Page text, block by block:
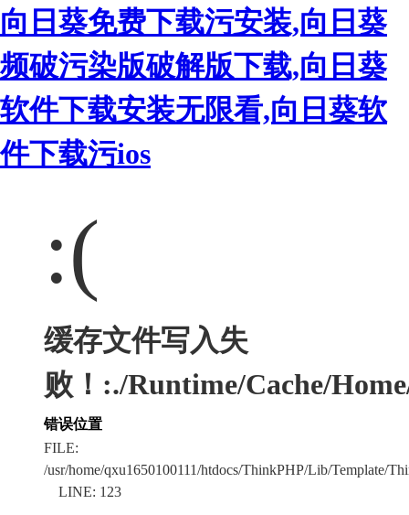
向日葵免费下载污安装,向日葵
频破污染版破解版下载,向日葵
软件下载安装无限看,向日葵软
件下载污ios
:(
缓存文件写入失
败！:./Runtime/Cache/
错误位置
FILE:
/usr/home/qxu1650100111/htdocs/ThinkPHP/Lib/Template/
LINE: 123